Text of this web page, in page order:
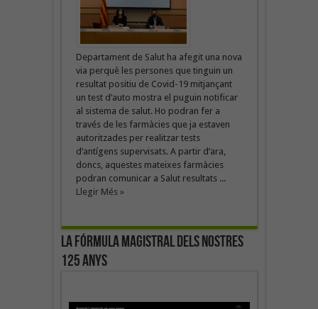
Departament de Salut ha afegit una nova
via perquè les persones que tinguin un
resultat positiu de Covid-19 mitjançant
un test d’auto mostra el puguin notificar
al sistema de salut. Ho podran fer a
través de les farmàcies que ja estaven
autoritzades per realitzar tests
d’antígens supervisats. A partir d’ara,
doncs, aquestes mateixes farmàcies
podran comunicar a Salut resultats ...
Llegir Més »
La fórmula magistral dels nostres
125 anys